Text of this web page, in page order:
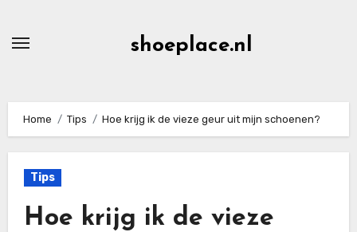
shoeplace.nl
Home Tips Hoe krijg ik de vieze geur uit mijn schoenen?
Tips
Hoe krijg ik de vieze